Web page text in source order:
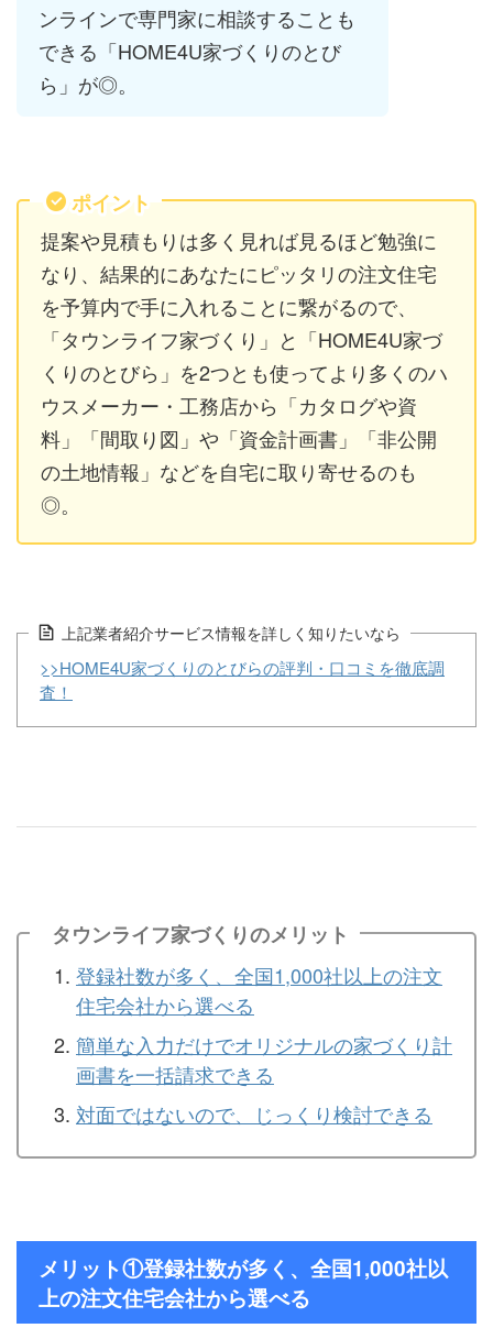
ンラインで専門家に相談することも
できる「HOME4U家づくりのとび
ら」が◎。
ポイント
提案や見積もりは多く見れば見るほど勉強に
なり、結果的にあなたにピッタリの注文住宅
を予算内で手に入れることに繋がるので、
「タウンライフ家づくり」と「HOME4U家づ
くりのとびら」を2つとも使ってより多くのハ
ウスメーカー・工務店から「カタログや資
料」「間取り図」や「資金計画書」「非公開
の土地情報」などを自宅に取り寄せるのも
◎。
上記業者紹介サービス情報を詳しく知りたいなら
>>HOME4U家づくりのとびらの評判・口コミを徹底調
査！
タウンライフ家づくりのメリット
登録社数が多く、全国1,000社以上の注文
住宅会社から選べる
簡単な入力だけでオリジナルの家づくり計
画書を一括請求できる
対面ではないので、じっくり検討できる
メリット①登録社数が多く、全国1,000社以
上の注文住宅会社から選べる